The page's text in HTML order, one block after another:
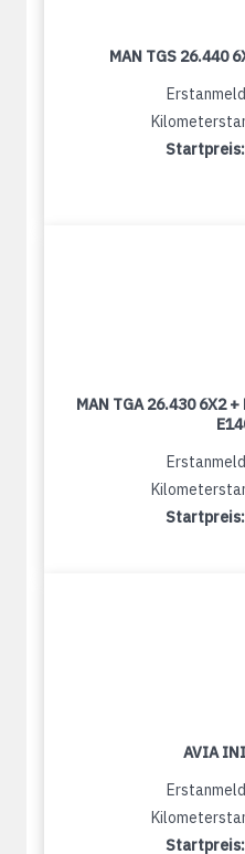
MAN TGS 26.440
Startpreis:
MAN TGA 26.430 6X2 +
Startpreis:
AVIA
Startpreis: